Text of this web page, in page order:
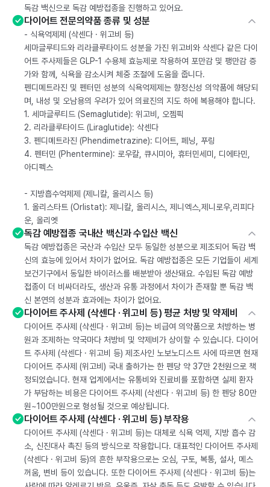
독감 백신으로 독감 예방접종을 진행하고 있어요.
다이어트 전문의약품 종류 및 성분
- 식욕억제제 (삭센다 · 위고비 등)
세마글루티드와 리라클루타이드 성분을 가진 위고비와 삭센다 같은 다이
어트 주사제들은 GLP-1 수용체 효능제로 작용하여 포만감 및 팽만감 증
가와 함께, 식욕을 감소시켜 체중 조절에 도움을 줍니다.
펜디메트라진 및 펜터민 성분의 식욕억제제는 향정신성 의약품에 해당되
며, 내성 및 오남용의 우려가 있어 의료진의 지도 하에 복용해야 합니다.
1. 세마글루티드 (Semaglutide): 위고비, 오젬픽
2. 리라클루타이드 (Liraglutide): 삭센다
3. 펜디메트라진 (Phendimetrazine): 디어트, 페닝, 푸링
4. 펜터민 (Phentermine): 로우칼, 큐시미아, 휴터민세미, 디에타민,
아디펙스
- 지방흡수억제제 (제니칼, 올리시스 등)
1. 올리스타트 (Orlistat): 제니칼, 올리시스, 제니엑스,제니로우,리피다
운, 올리엣
독감 예방접종 국내산 백신과 수입산 백신
독감 예방접종은 국산과 수입산 모두 동일한 성분으로 제조되어 독감 백
신의 효능에 있어서 차이가 없어요. 독감 예방접종은 모든 기업들이 세계
보건기구에서 동일한 바이러스를 배분받아 생산돼요. 수입된 독감 예방
접종이 더 비싸더라도, 생산과 유통 과정에서 차이가 존재할 뿐 독감 백
신 본연의 성분과 효과에는 차이가 없어요.
다이어트 주사제 (삭센다 · 위고비 등) 평균 처방 및 약제비
다이어트 주사제 (삭센다 · 위고비 등)는 비급여 의약품으로 처방하는 병
원과 조제하는 약국마다 처방비 및 약제비가 상이할 수 있습니다. 다이어
트 주사제 (삭센다 · 위고비 등) 제조사인 노보노디스트 사에 따르면 현재
다이어트 주사제 (위고비) 국내 출하가는 한 펜당 약 37만 2천원으로 책
정되었습니다. 현재 업계에서는 유통비와 진료비를 포함하면 실제 환자
가 부담하는 비용은 다이어트 주사제 (삭센다 · 위고비 등) 한 펜당 80만
원~100만원으로 형성될 것으로 예상됩니다.
다이어트 주사제 (삭센다 · 위고비 등) 부작용
다이어트 주사제 (삭센다 · 위고비 등)는 대체로 식욕 억제, 지방 흡수 감
소, 신진대사 촉진 등의 방식으로 작용합니다. 대표적인 다이어트 주사제
(삭센다 · 위고비 등)의 흔한 부작용으로는 오심, 구토, 복통, 설사, 메스
꺼움, 변비 등이 있습니다. 또한 다이어트 주사제 (삭센다 · 위고비 등)는